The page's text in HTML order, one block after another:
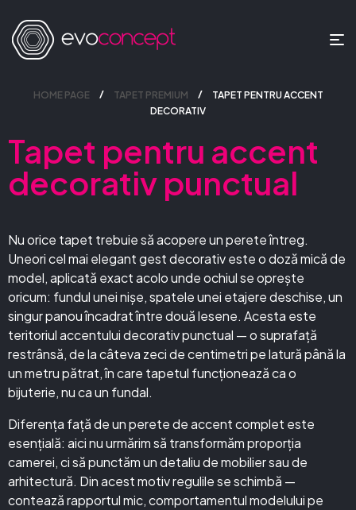
HOME PAGE TAPET PREMIUM
TAPET PENTRU ACCENT
DECORATIV
Tapet pentru accent
decorativ punctual
Nu orice tapet trebuie să acopere un perete întreg.
Uneori cel mai elegant gest decorativ este o doză mică de
model, aplicată exact acolo unde ochiul se oprește
oricum: fundul unei nișe, spatele unei etajere deschise, un
singur panou încadrat între două lesene. Acesta este
teritoriul accentului decorativ punctual — o suprafață
restrânsă, de la câteva zeci de centimetri pe latură până la
un metru pătrat, în care tapetul funcționează ca o
bijuterie, nu ca un fundal.
Diferența față de un perete de accent complet este
esențială: aici nu urmărim să transformăm proporția
camerei, ci să punctăm un detaliu de mobilier sau de
arhitectură. Din acest motiv regulile se schimbă —
contează rapportul mic, comportamentul modelului pe